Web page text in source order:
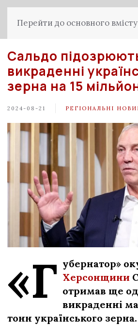
Перейти до основного вмісту
Сальдо
викраденні
зерна на 15
2024-08-21 РЕГІОНАЛЬНІ
«Г убернатор»
Херсонщини
отримав ще
викраденні
тонн українського зерна.